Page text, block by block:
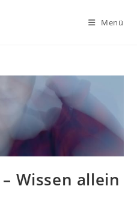
Menü
Wissen allein